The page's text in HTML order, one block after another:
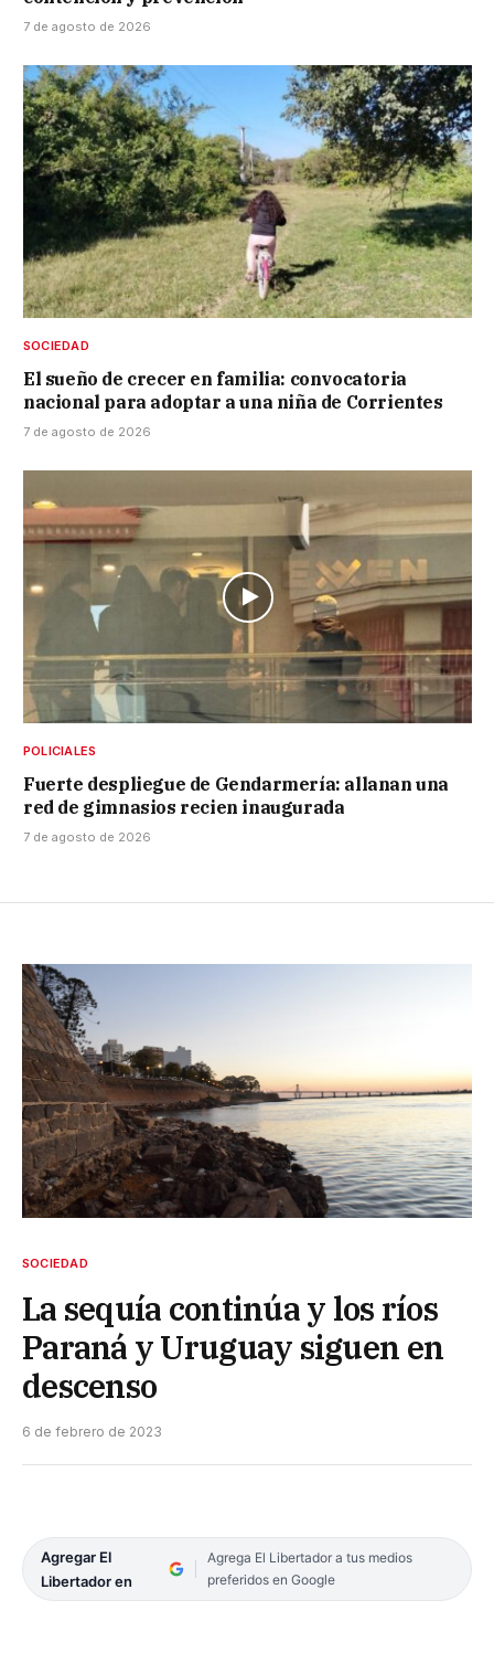
7 de agosto de 2026
SOCIEDAD
El sueño de crecer en familia: convocatoria
nacional para adoptar a una niña de Corrientes
7 de agosto de 2026
POLICIALES
Fuerte despliegue de Gendarmería: allanan una
red de gimnasios recien inaugurada
7 de agosto de 2026
SOCIEDAD
La sequía continúa y los ríos
Paraná y Uruguay siguen en
descenso
6 de febrero de 2023
Agregar El
Libertador en
Agrega El Libertador a tus medios
preferidos en Google